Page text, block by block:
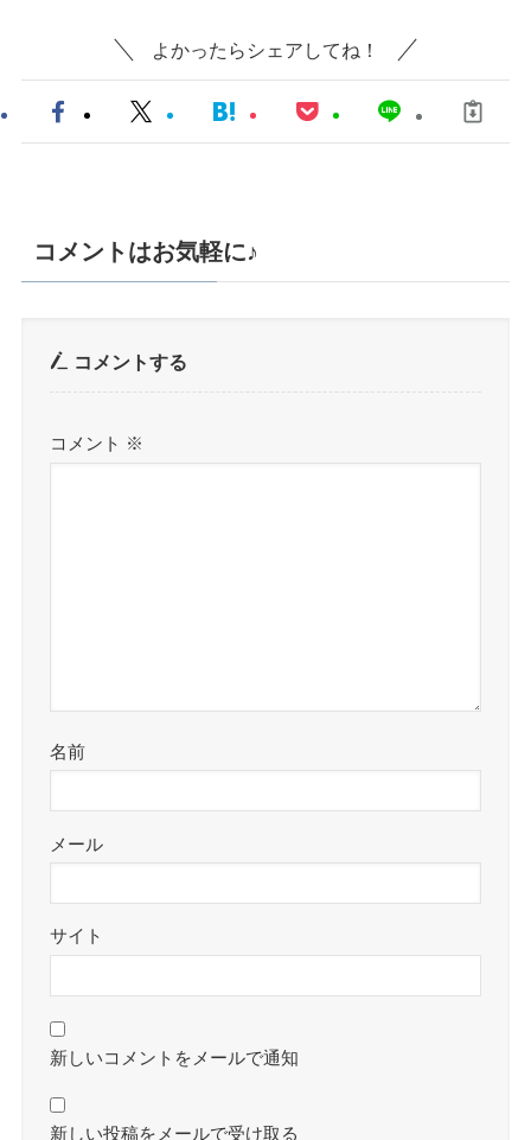
よかったらシェアしてね！
コメントはお気軽に♪
コメントする
コメント ※
名前
メール
サイト
新しいコメントをメールで通知
新しい投稿をメールで受け取る